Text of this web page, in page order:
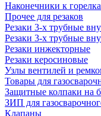
Наконечники к
Прочее для резаков
Резаки 3-х трубные
Резаки 3-х трубные
Резаки инжекторные
Резаки керосиновые
Узлы вентилей и
Товары для
Защитные колпаки на
ЗИП для
Клапаны